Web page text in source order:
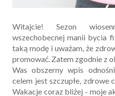
Witajcie! Sezon
wszechobecnej manii bycia
taką modę i uważam, że
promować. Zatem zgodnie z
Was obszerny wpis
celem jest szczupłe, zdrowe
Wakacje coraz bliżej - moje